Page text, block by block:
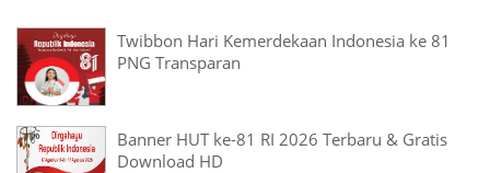
Twibbon Hari Kemerdekaan Indonesia ke 81
PNG Transparan
Banner HUT ke-81 RI 2026 Terbaru & Gratis
Download HD